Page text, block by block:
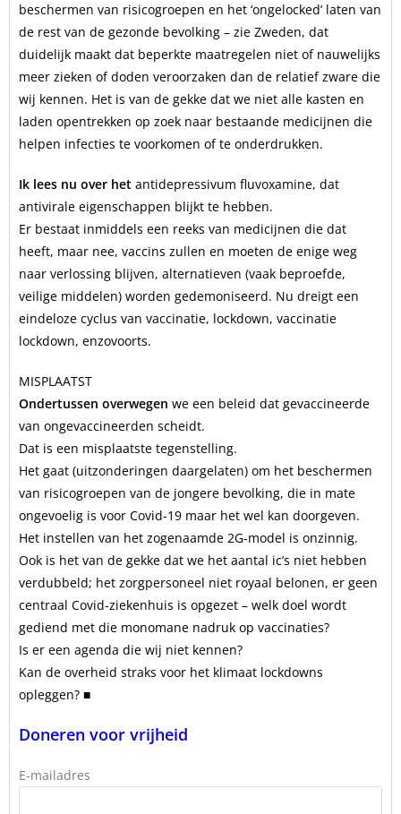
beschermen van risicogroepen en het ‘ongelocked’ laten van
de rest van de gezonde bevolking – zie Zweden, dat
duidelijk maakt dat beperkte maatregelen niet of nauwelijks
meer zieken of doden veroorzaken dan de relatief zware die
wij kennen. Het is van de gekke dat we niet alle kasten en
laden opentrekken op zoek naar bestaande medicijnen die
helpen infecties te voorkomen of te onderdrukken.
Ik lees nu over het antidepressivum fluvoxamine, dat
antivirale eigenschappen blijkt te hebben.
Er bestaat inmiddels een reeks van medicijnen die dat
heeft, maar nee, vaccins zullen en moeten de enige weg
naar verlossing blijven, alternatieven (vaak beproefde,
veilige middelen) worden gedemoniseerd. Nu dreigt een
eindeloze cyclus van vaccinatie, lockdown, vaccinatie
lockdown, enzovoorts.
MISPLAATST
Ondertussen overwegen we een beleid dat gevaccineerde
van ongevaccineerden scheidt.
Dat is een misplaatste tegenstelling.
Het gaat (uitzonderingen daargelaten) om het beschermen
van risicogroepen van de jongere bevolking, die in mate
ongevoelig is voor Covid-19 maar het wel kan doorgeven.
Het instellen van het zogenaamde 2G-model is onzinnig.
Ook is het van de gekke dat we het aantal ic’s niet hebben
verdubbeld; het zorgpersoneel niet royaal belonen, er geen
centraal Covid-ziekenhuis is opgezet – welk doel wordt
gediend met die monomane nadruk op vaccinaties?
Is er een agenda die wij niet kennen?
Kan de overheid straks voor het klimaat lockdowns
opleggen? ■
Doneren voor vrijheid
E-mailadres